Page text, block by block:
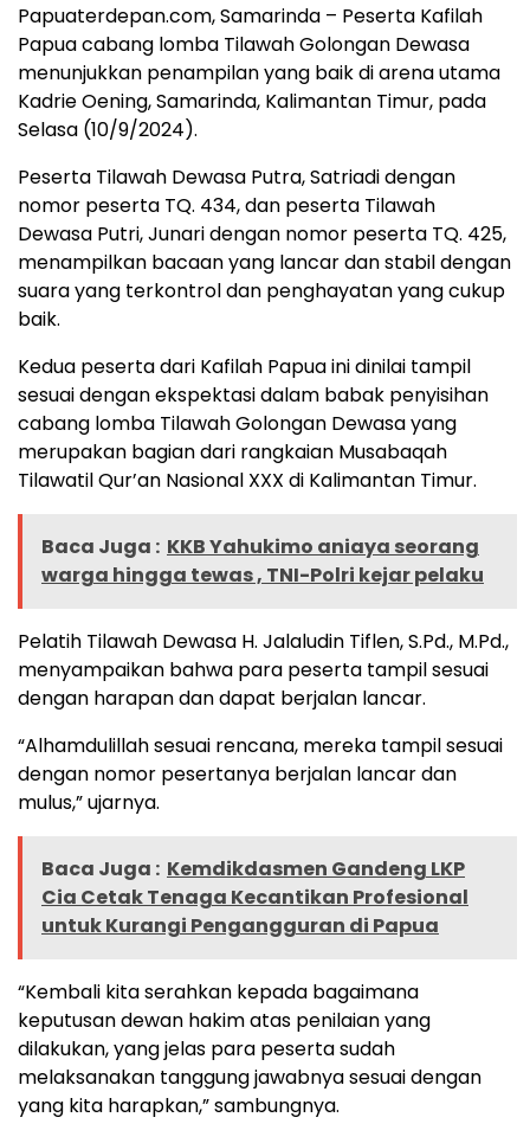
Papuaterdepan.com, Samarinda – Peserta Kafilah
Papua cabang lomba Tilawah Golongan Dewasa
menunjukkan penampilan yang baik di arena utama
Kadrie Oening, Samarinda, Kalimantan Timur, pada
Selasa (10/9/2024).
Peserta Tilawah Dewasa Putra, Satriadi dengan
nomor peserta TQ. 434, dan peserta Tilawah
Dewasa Putri, Junari dengan nomor peserta TQ. 425,
menampilkan bacaan yang lancar dan stabil dengan
suara yang terkontrol dan penghayatan yang cukup
baik.
Kedua peserta dari Kafilah Papua ini dinilai tampil
sesuai dengan ekspektasi dalam babak penyisihan
cabang lomba Tilawah Golongan Dewasa yang
merupakan bagian dari rangkaian Musabaqah
Tilawatil Qur’an Nasional XXX di Kalimantan Timur.
Baca Juga : KKB Yahukimo aniaya seorang
warga hingga tewas , TNI-Polri kejar pelaku
Pelatih Tilawah Dewasa H. Jalaludin Tiflen, S.Pd., M.Pd.,
menyampaikan bahwa para peserta tampil sesuai
dengan harapan dan dapat berjalan lancar.
“Alhamdulillah sesuai rencana, mereka tampil sesuai
dengan nomor pesertanya berjalan lancar dan
mulus,” ujarnya.
Baca Juga : Kemdikdasmen Gandeng LKP
Cia Cetak Tenaga Kecantikan Profesional
untuk Kurangi Pengangguran di Papua
“Kembali kita serahkan kepada bagaimana
keputusan dewan hakim atas penilaian yang
dilakukan, yang jelas para peserta sudah
melaksanakan tanggung jawabnya sesuai dengan
yang kita harapkan,” sambungnya.